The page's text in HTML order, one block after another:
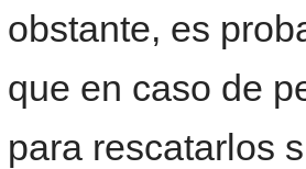
obstante, es
que en caso de
para rescatarlos